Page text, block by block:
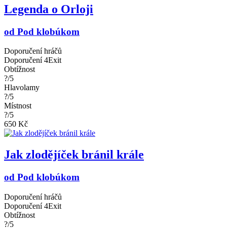
Legenda o Orloji
od Pod klobúkom
Doporučení hráčů
Doporučení 4Exit
Obtížnost
?/5
Hlavolamy
?/5
Místnost
?/5
650 Kč
Jak zlodějíček bránil krále
od Pod klobúkom
Doporučení hráčů
Doporučení 4Exit
Obtížnost
?/5